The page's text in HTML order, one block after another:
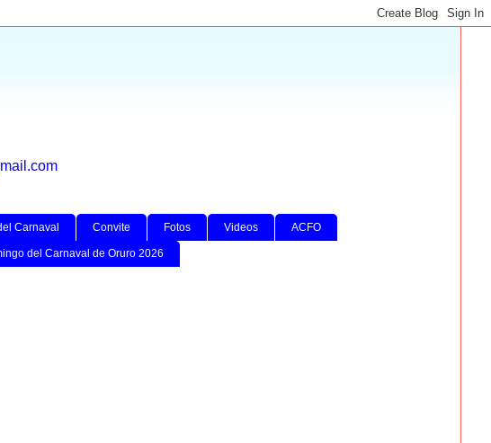
Carnaval Convite Fotos Videos ACFO
del Carnaval de Oruro 2026